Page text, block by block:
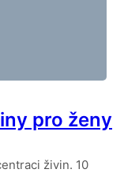
pro ženy
živin. 10